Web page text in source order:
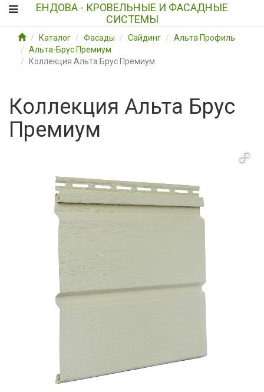
ЕНДОВА - КРОВЕЛЬНЫЕ И ФАСАДНЫЕ
СИСТЕМЫ
Каталог Фасады Сайдинг
Альта Профиль
Альта-Брус Премиум
Коллекция Альта Брус Премиум
Коллекция Альта Брус
Премиум